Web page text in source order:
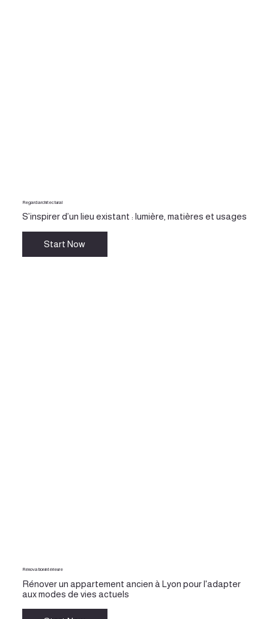
Regard architectural
S’inspirer d’un lieu existant : lumière, matières et usages
Start Now
Rénovation intérieure
Rénover un appartement ancien à Lyon pour l'adapter
aux modes de vies actuels